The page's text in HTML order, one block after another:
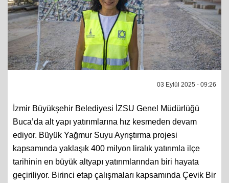
03 Eylül 2025 - 09:26
İzmir Büyükşehir Belediyesi İZSU Genel Müdürlüğü
Buca’da alt yapı yatırımlarına hız kesmeden devam
ediyor. Büyük Yağmur Suyu Ayrıştırma projesi
kapsamında yaklaşık 400 milyon liralık yatırımla ilçe
tarihinin en büyük altyapı yatırımlarından biri hayata
geçiriliyor. Birinci etap çalışmaları kapsamında Çevik Bir